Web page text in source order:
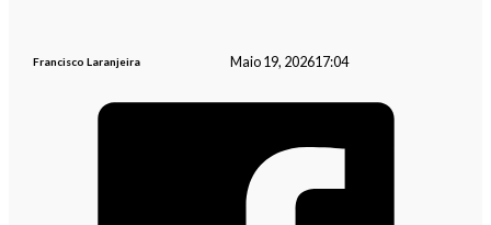
Francisco Laranjeira Maio 19, 202617:04